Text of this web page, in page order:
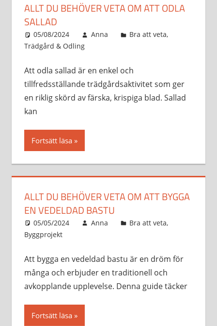
ALLT DU BEHÖVER VETA OM ATT ODLA
SALLAD
05/08/2024 Anna Bra att veta,
Trädgård & Odling
Att odla sallad är en enkel och
tillfredsställande trädgårdsaktivitet som ger
en riklig skörd av färska, krispiga blad. Sallad
kan
Fortsätt läsa
ALLT DU BEHÖVER VETA OM ATT BYGGA
EN VEDELDAD BASTU
05/05/2024 Anna Bra att veta,
Byggprojekt
Att bygga en vedeldad bastu är en dröm för
många och erbjuder en traditionell och
avkopplande upplevelse. Denna guide täcker
Fortsätt läsa